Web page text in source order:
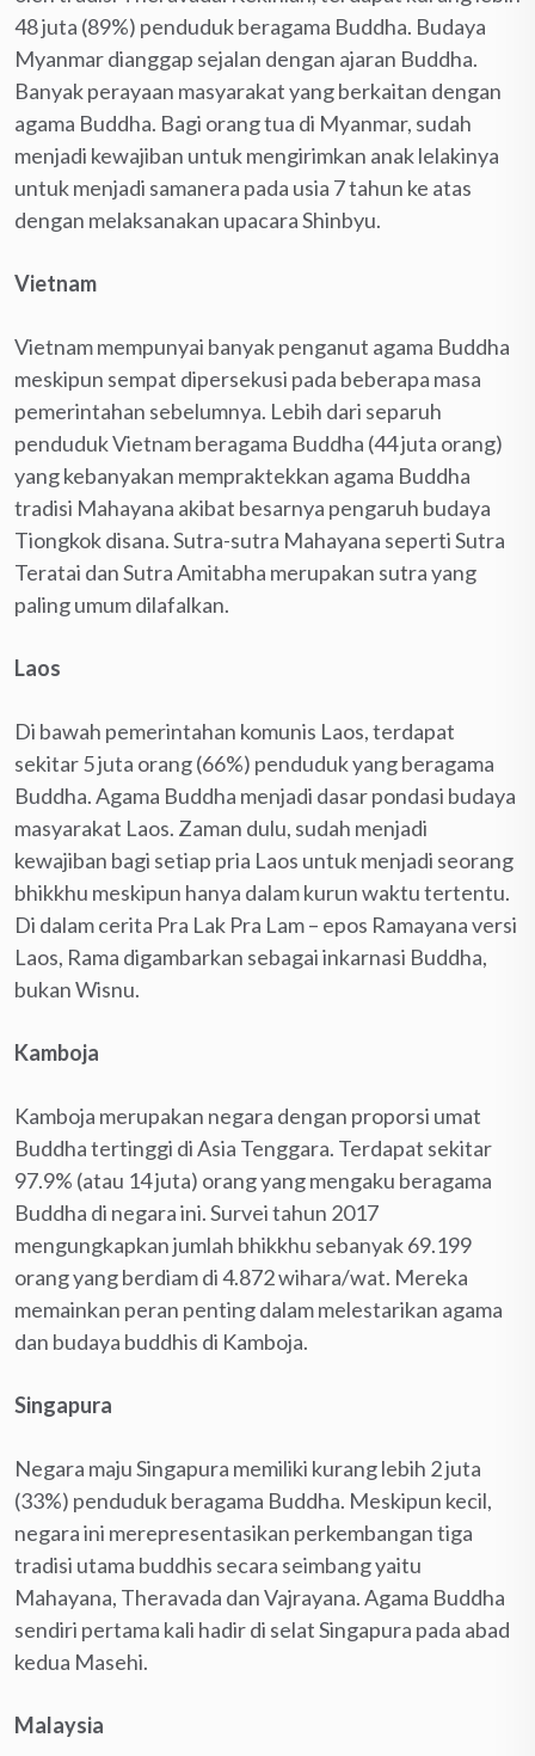
48 juta (89%) penduduk beragama Buddha. Budaya
Myanmar dianggap sejalan dengan ajaran Buddha.
Banyak perayaan masyarakat yang berkaitan dengan
agama Buddha. Bagi orang tua di Myanmar, sudah
menjadi kewajiban untuk mengirimkan anak lelakinya
untuk menjadi samanera pada usia 7 tahun ke atas
dengan melaksanakan upacara Shinbyu.
Vietnam
Vietnam mempunyai banyak penganut agama Buddha
meskipun sempat dipersekusi pada beberapa masa
pemerintahan sebelumnya. Lebih dari separuh
penduduk Vietnam beragama Buddha (44 juta orang)
yang kebanyakan mempraktekkan agama Buddha
tradisi Mahayana akibat besarnya pengaruh budaya
Tiongkok disana. Sutra-sutra Mahayana seperti Sutra
Teratai dan Sutra Amitabha merupakan sutra yang
paling umum dilafalkan.
Laos
Di bawah pemerintahan komunis Laos, terdapat
sekitar 5 juta orang (66%) penduduk yang beragama
Buddha. Agama Buddha menjadi dasar pondasi budaya
masyarakat Laos. Zaman dulu, sudah menjadi
kewajiban bagi setiap pria Laos untuk menjadi seorang
bhikkhu meskipun hanya dalam kurun waktu tertentu.
Di dalam cerita Pra Lak Pra Lam – epos Ramayana versi
Laos, Rama digambarkan sebagai inkarnasi Buddha,
bukan Wisnu.
Kamboja
Kamboja merupakan negara dengan proporsi umat
Buddha tertinggi di Asia Tenggara. Terdapat sekitar
97.9% (atau 14 juta) orang yang mengaku beragama
Buddha di negara ini. Survei tahun 2017
mengungkapkan jumlah bhikkhu sebanyak 69.199
orang yang berdiam di 4.872 wihara/wat. Mereka
memainkan peran penting dalam melestarikan agama
dan budaya buddhis di Kamboja.
Singapura
Negara maju Singapura memiliki kurang lebih 2 juta
(33%) penduduk beragama Buddha. Meskipun kecil,
negara ini merepresentasikan perkembangan tiga
tradisi utama buddhis secara seimbang yaitu
Mahayana, Theravada dan Vajrayana. Agama Buddha
sendiri pertama kali hadir di selat Singapura pada abad
kedua Masehi.
Malaysia